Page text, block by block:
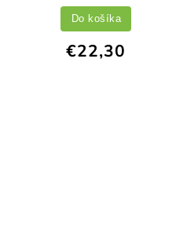
€22,30
Do košíka